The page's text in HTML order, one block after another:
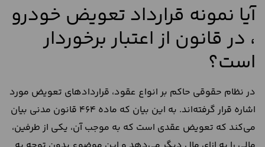
آیا نمونه قرارداد تعویض خودرو
، در قانون از اعتبار برخوردار
است؟
در نظام حقوقی حاکم بر انواع عقود، قراردادهای تعویض مورد
اشاره قرار گرفته‌اند. به این بیان که ماده 464 قانون مدنی بیان
می‌کند که تعویض عقدی است که به موجب آن، یکی از طرفین،